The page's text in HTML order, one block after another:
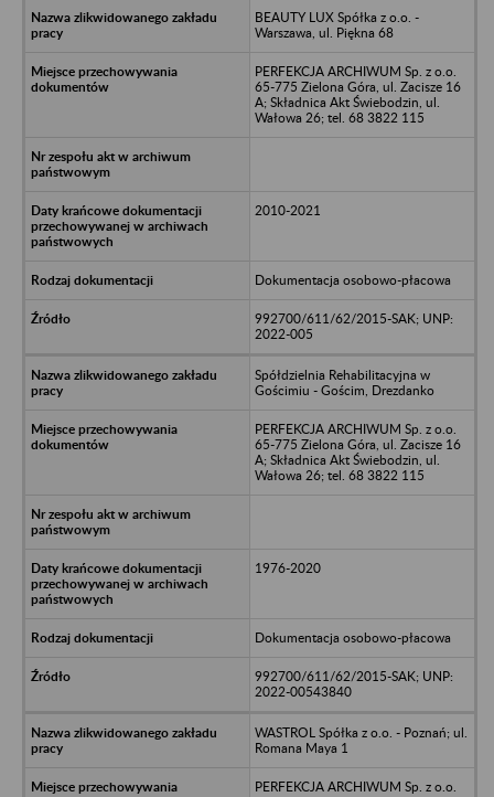
BEAUTY LUX Spółka z o.o. -
Warszawa, ul. Piękna 68
PERFEKCJA ARCHIWUM Sp. z o.o.
65-775 Zielona Góra, ul. Zacisze 16
A; Składnica Akt Świebodzin, ul.
Wałowa 26; tel. 68 3822 115
2010-2021
Dokumentacja osobowo-płacowa
992700/611/62/2015-SAK; UNP:
2022-005
Spółdzielnia Rehabilitacyjna w
Gościmiu - Gościm, Drezdanko
PERFEKCJA ARCHIWUM Sp. z o.o.
65-775 Zielona Góra, ul. Zacisze 16
A; Składnica Akt Świebodzin, ul.
Wałowa 26; tel. 68 3822 115
1976-2020
Dokumentacja osobowo-płacowa
992700/611/62/2015-SAK; UNP:
2022-00543840
WASTROL Spółka z o.o. - Poznań; ul.
Romana Maya 1
PERFEKCJA ARCHIWUM Sp. z o.o.